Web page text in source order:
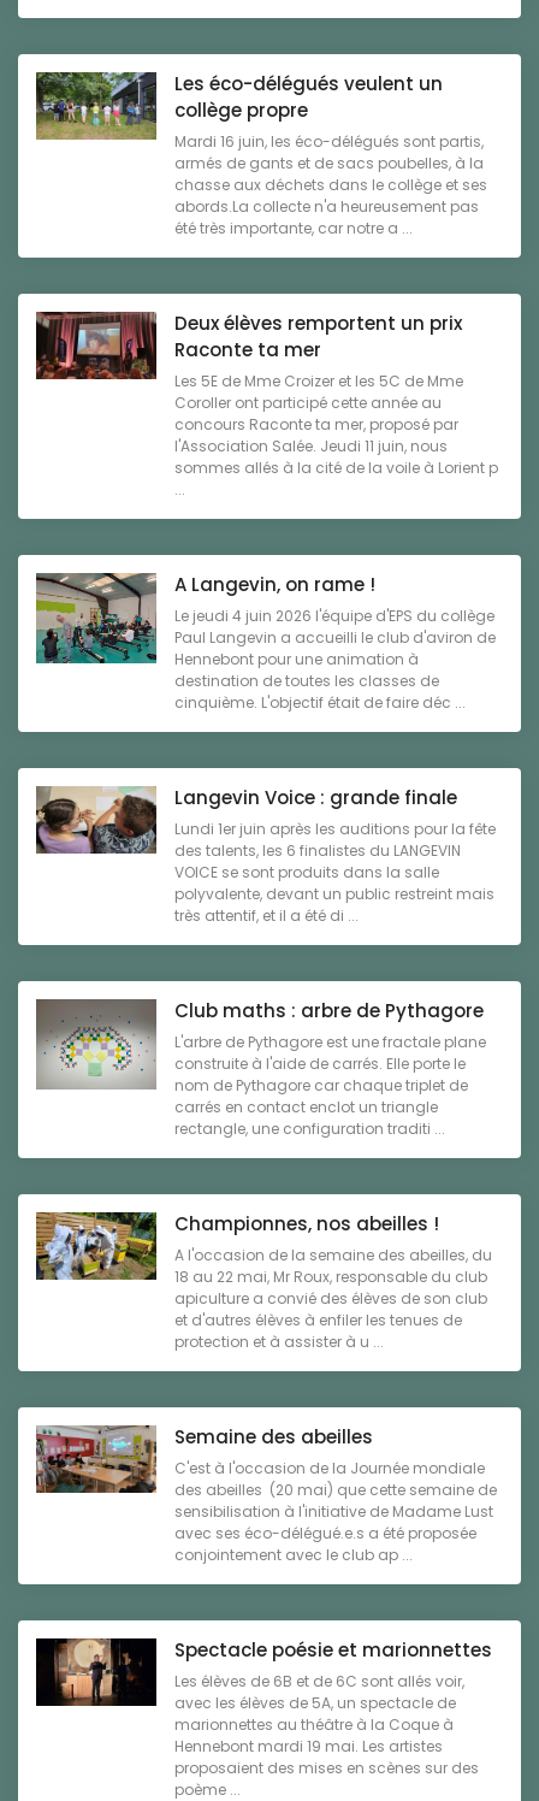
Les éco-délégués veulent un
collège propre
Mardi 16 juin, les éco-délégués sont partis,
armés de gants et de sacs poubelles, à la
chasse aux déchets dans le collège et ses
abords.La collecte n'a heureusement pas
été très importante, car notre a ...
Deux élèves remportent un prix
Raconte ta mer
Les 5E de Mme Croizer et les 5C de Mme
Coroller ont participé cette année au
concours Raconte ta mer, proposé par
l'Association Salée. Jeudi 11 juin, nous
sommes allés à la cité de la voile à Lorient p
...
A Langevin, on rame !
Le jeudi 4 juin 2026 l'équipe d'EPS du collège
Paul Langevin a accueilli le club d'aviron de
Hennebont pour une animation à
destination de toutes les classes de
cinquième. L'objectif était de faire déc ...
Langevin Voice : grande finale
Lundi 1er juin après les auditions pour la fête
des talents, les 6 finalistes du LANGEVIN
VOICE se sont produits dans la salle
polyvalente, devant un public restreint mais
très attentif, et il a été di ...
Club maths : arbre de Pythagore
L'arbre de Pythagore est une fractale plane
construite à l'aide de carrés. Elle porte le
nom de Pythagore car chaque triplet de
carrés en contact enclot un triangle
rectangle, une configuration traditi ...
Championnes, nos abeilles !
A l'occasion de la semaine des abeilles, du
18 au 22 mai, Mr Roux, responsable du club
apiculture a convié des élèves de son club
et d'autres élèves à enfiler les tenues de
protection et à assister à u ...
Semaine des abeilles
C'est à l'occasion de la Journée mondiale
des abeilles (20 mai) que cette semaine de
sensibilisation à l'initiative de Madame Lust
avec ses éco-délégué.e.s a été proposée
conjointement avec le club ap ...
Spectacle poésie et marionnettes
Les élèves de 6B et de 6C sont allés voir,
avec les élèves de 5A, un spectacle de
marionnettes au théâtre à la Coque à
Hennebont mardi 19 mai. Les artistes
proposaient des mises en scènes sur des
poème ...